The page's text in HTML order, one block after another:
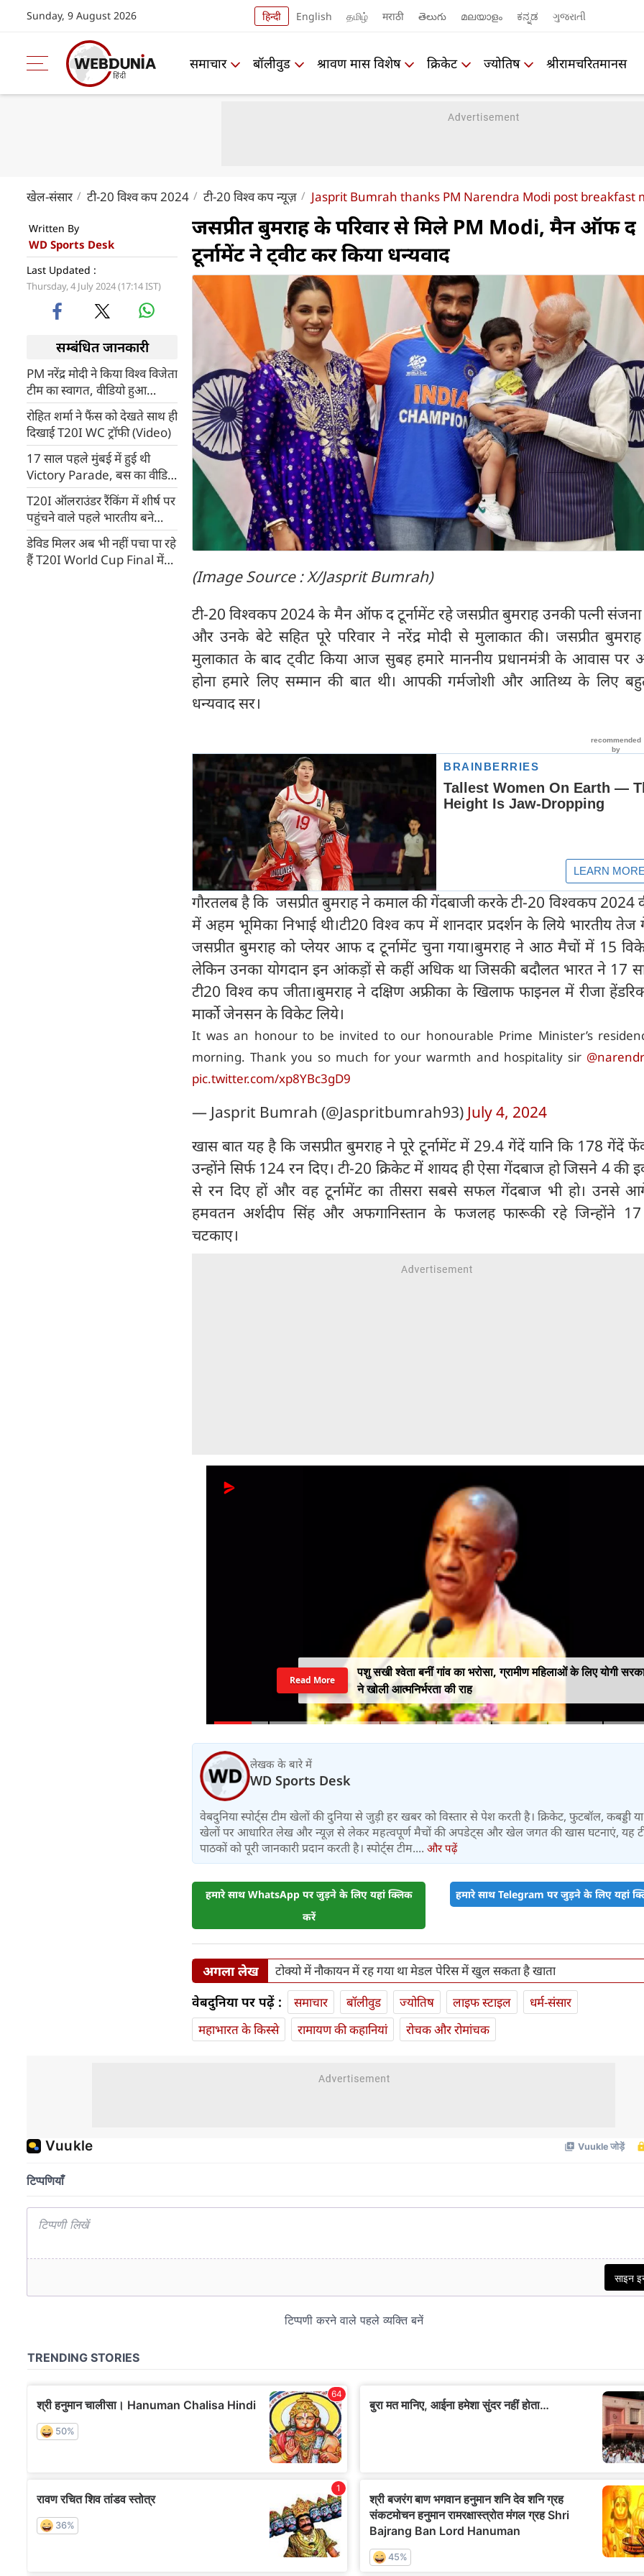
Sunday, 9 August 2026 हिन्दी English தமிழ் मराठी తెలుగు മലയാളം ಕನ್ನಡ ગુજરાતી
समाचार बॉलीवुड श्रावण मास विशेष क्रिकेट ज्योतिष श्रीरामचरितमानस
खेल-संसार टी-20 विश्व कप 2024 टी-20 विश्व कप न्यूज़ Jasprit Bumrah thanks PM Narendra Modi post breakfast
Written By
WD Sports Desk
Last Updated :
Thursday, 4 July 2024 (17:14 IST)
सम्बंधित जानकारी
PM नरेंद्र मोदी ने किया विश्व विजेता
टीम का स्वागत, वीडियो हुआ
वायरल
रोहित शर्मा ने फैंस को देखते साथ ही
दिखाई T20I WC ट्रॉफी (Video)
17 साल पहले मुंबई में हुई थी
Victory Parade, बस का वीडियो
हुआ वायरल
T20I ऑलराउंडर रैंकिंग में शीर्ष पर
पहुंचने वाले पहले भारतीय बने
हार्दिक पंड्या
डेविड मिलर अब भी नहीं पचा पा रहे
हैं T20I World Cup Final में
जसप्रीत बुमराह के परिवार से मिले PM Modi, मैन ऑफ द
टूर्नामेंट ने ट्वीट कर किया धन्यवाद
(Image Source : X/Jasprit Bumrah)
टी-20 विश्वकप 2024 के मैन ऑफ द टूर्नामेंट रहे जसप्रीत बुमराह उनकी पत्नी
और उनके बेटे सहित पूरे परिवार ने नरेंद्र मोदी से मुलाकात की। जसप्रीत
मुलाकात के बाद ट्वीट किया आज सुबह हमारे माननीय प्रधानमंत्री के आवास पर
होना हमारे लिए सम्मान की बात थी। आपकी गर्मजोशी और आतिथ्य के लिए
धन्यवाद सर।
गौरतलब है कि जसप्रीत बुमराह ने कमाल की गेंदबाजी करके टी-20 विश्वकप 2024
में अहम भूमिका निभाई थी।टी20 विश्व कप में शानदार प्रदर्शन के लिये भारतीय तेज
जसप्रीत बुमराह को प्लेयर आफ द टूर्नामेंट चुना गया।बुमराह ने आठ मैचों में 15
लेकिन उनका योगदान इन आंकड़ों से कहीं अधिक था जिसकी बदौलत भारत ने 17
टी20 विश्व कप जीता।बुमराह ने दक्षिण अफ्रीका के खिलाफ फाइनल में रीजा
मार्को जेनसन के विकेट लिये।
It was an honour to be invited to our honourable Prime Minister’s
morning. Thank you so much for your warmth and hospitality sir
pic.twitter.com/xp8YBc3gD9
— Jasprit Bumrah (@Jaspritbumrah93) July 4, 2024
खास बात यह है कि जसप्रीत बुमराह ने पूरे टूर्नामेंट में 29.4 गेंदें यानि कि 178 गेंदें
उन्होंने सिर्फ 124 रन दिए। टी-20 क्रिकेट में शायद ही ऐसा गेंदबाज हो जिसने 4 की
से रन दिए हों और वह टूर्नामेंट का तीसरा सबसे सफल गेंदबाज भी हो। उनसे
हमवतन अर्शदीप सिंह और अफगानिस्तान के फजलह फारूकी रहे जिन्होंने
चटकाए।
पशु सखी श्वेता बनीं गांव का भरोसा, ग्रामीण महिलाओं के लिए योगी
ने खोली आत्मनिर्भरता की राह
Read More
लेखक के बारे में
WD Sports Desk
वेबदुनिया स्पोर्ट्स टीम खेलों की दुनिया से जुड़ी हर खबर को विस्तार से पेश करती है। क्रिकेट, फुटबॉल, कबड्डी
खेलों पर आधारित लेख और न्यूज़ से लेकर महत्वपूर्ण मैचों की अपडेट्स और खेल जगत की खास घटनाएं, यह
पाठकों को पूरी जानकारी प्रदान करती है। स्पोर्ट्स टीम.... और पढ़ें
हमारे साथ WhatsApp पर जुड़ने के लिए यहां क्लिक
करें
हमारे साथ Telegram पर जुड़ने के लिए यहां
अगला लेख टोक्यो में नौकायन में रह गया था मेडल पेरिस में खुल सकता है खाता
वेबदुनिया पर पढ़ें : समाचार बॉलीवुड ज्योतिष लाइफ स्‍टाइल
धर्म-संसार
महाभारत के किस्से
रामायण की कहानियां रोचक और रोमांचक